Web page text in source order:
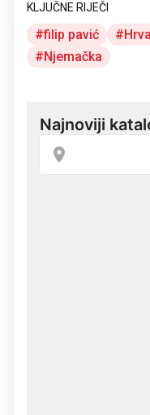
KLJUČNE RIJEČI
filip pavić
Njemačka